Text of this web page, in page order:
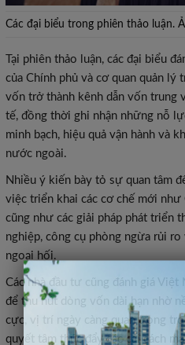
Các đại biểu trong phiên thảo luận.
Tại phiên thảo luận, các đại biểu
của Chính phủ và cơ quan quản
vốn trở thành kênh dẫn vốn trung
tế, đồng thời ghi nhận những nỗ
minh bạch, hiệu quả vận hành và
nước ngoài.
Nhiều ý kiến bày tỏ sự quan tâm
việc triển khai các cơ chế mới như
cũng như các giải pháp phát triển
nghiệp, công cụ phòng ngừa rủi
ngoại hối.
Các nhà đầu tư cũng đánh giá
để thu hút dòng vốn dài hạn nhờ
cực, vị trí ngày càng quan trọng
quyết tâm thúc đẩy các cải cách